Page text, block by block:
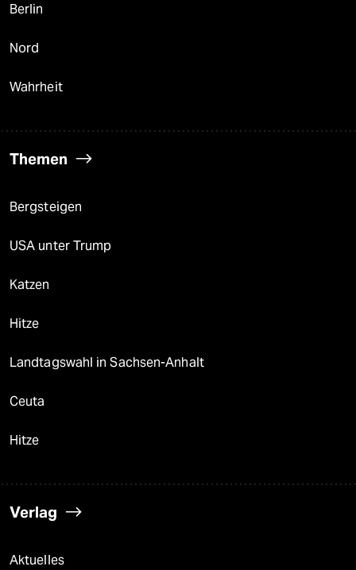
Berlin
Nord
Wahrheit
Themen
Bergsteigen
USA unter Trump
Katzen
Hitze
Landtagswahl in Sachsen-Anhalt
Ceuta
Hitze
Verlag
Aktuelles